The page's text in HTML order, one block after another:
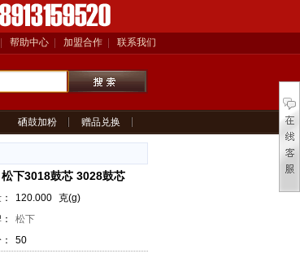
帮助中心 加盟合作 联系我们
硒鼓加粉 赠品兑换
下3018鼓芯 3028鼓芯
120.000
克(g)
松下
50